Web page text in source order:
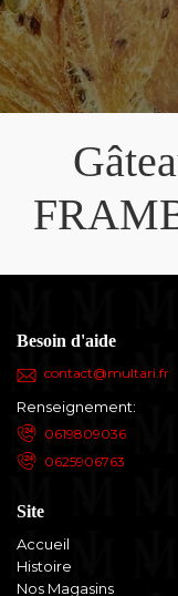
Besoin d'aide
contact@multari.fr
Renseignement:
0619809036
0625906763
Site
Accueil
Histoire
Nos Magasins